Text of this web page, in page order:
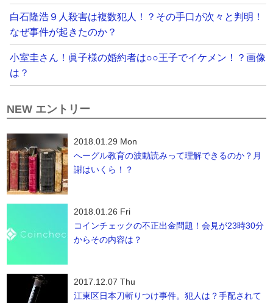
白石隆浩９人殺害は複数犯人！？その手口が次々と判明！
なぜ事件が起きたのか？
小室圭さん！眞子様の婚約者は○○王子でイケメン！？画像
は？
NEW エントリー
2018.01.29 Mon
へーグル教育の波動読みって理解できるのか？月
謝はいくら！？
2018.01.26 Fri
コインチェックの不正出金問題！会見が23時30分
からその内容は？
2017.12.07 Thu
江東区日本刀斬りつけ事件。犯人は？手配されて